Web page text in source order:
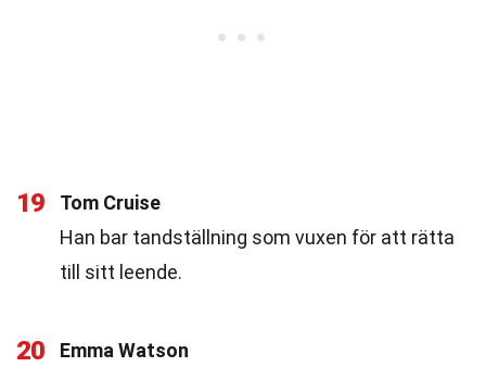
19
Tom Cruise
Han bar tandställning som vuxen för att rätta
till sitt leende.
20
Emma Watson